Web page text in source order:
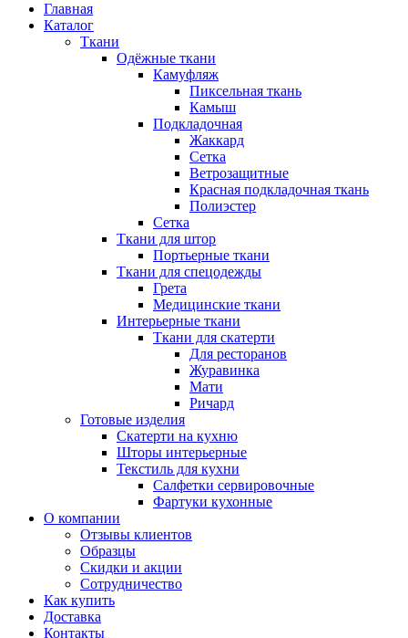
Главная
Каталог
Ткани
Одёжные ткани
Камуфляж
Пиксельная ткань
Камыш
Подкладочная
Жаккард
Сетка
Ветрозащитные
Красная подкладочная ткань
Полиэстер
Сетка
Ткани для штор
Портьерные ткани
Ткани для спецодежды
Грета
Медицинские ткани
Интерьерные ткани
Ткани для скатерти
Для ресторанов
Журавинка
Мати
Ричард
Готовые изделия
Скатерти на кухню
Шторы интерьерные
Текстиль для кухни
Салфетки сервировочные
Фартуки кухонные
О компании
Отзывы клиентов
Образцы
Скидки и акции
Сотрудничество
Как купить
Доставка
Контакты